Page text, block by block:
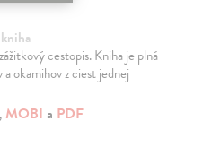
cestopis. Kniha je plná
okamihov z ciest jednej
, MOBI a PDF